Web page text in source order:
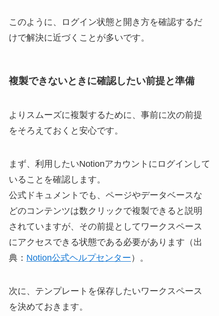
このように、ログイン状態と開き方を確認するだ
けで解決に近づくことが多いです。
複製できないときに確認したい前提と準備
よりスムーズに複製するために、事前に次の前提
をそろえておくと安心です。
まず、利用したいNotionアカウントにログインして
いることを確認します。
公式ドキュメントでも、ページやデータベースな
どのコンテンツは数クリックで複製できると説明
されていますが、その前提としてワークスペース
にアクセスできる状態である必要があります（出
典： Notion公式ヘルプセンター ）。
次に、テンプレートを保存したいワークスペース
を決めておきます。